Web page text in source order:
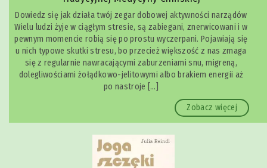
Dowiedz się jak działa twój zegar dobowej aktywności narządów
Wielu ludzi żyje w ciągłym stresie, są zabiegani, znerwicowani i w
pewnym momencie robią się po prostu wyczerpani. Pojawiają się
u nich typowe skutki stresu, bo przecież większość z nas zmaga
się z regularnie nawracającymi zaburzeniami snu, migreną,
dolegliwościami żołądkowo-jelitowymi albo brakiem energii aż
po nastroje […]
Zobacz więcej